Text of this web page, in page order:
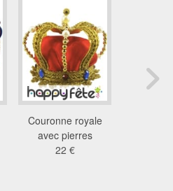
Couronne royale
avec pierres
22 €